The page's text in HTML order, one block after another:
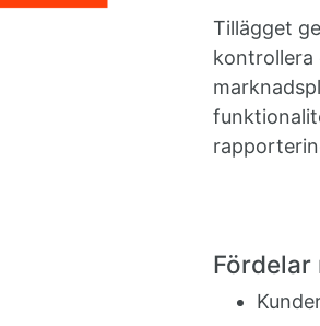
Tillägget
kontrollera
Fördelar